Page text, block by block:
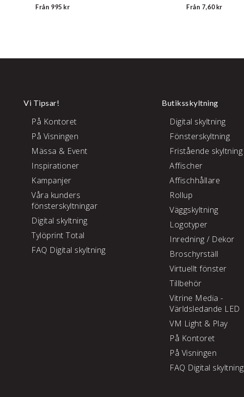
Från 995 kr Från 7,60 kr
Vi Tipsar!
På Kontoret
På Visningen
Mässa & Event
Inspirationer
Kampanjer
Våra kunders
fönsterskyltningar
Digital skyltning
Tylöprint Total
FAQ Digital skyltning
Butiksskyltning
Digital skyltning
Fönsterskyltning
Fristående skyltning
Affischer
Affischhållare
Rollup
Väggskyltning
Logotyper
Inredning / Dekor
Broschyrställ
Virtuellt fönster
Tillbehör
Vitrine Media -
Världsledande LED
VM Light & Play
På Kontoret
På Visningen
FAQ Digital skyltning